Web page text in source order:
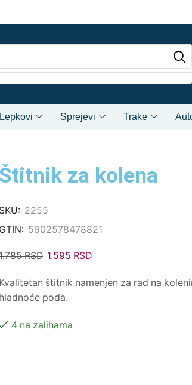
Lepkovi Sprejevi Trake
Štitnik za kolena
SKU: 2255
GTIN: 5902578478821
RSD 1.595 RSD
Kvalitetan štitnik namenjen za rad na
hladnoće poda.
4 na zalihama